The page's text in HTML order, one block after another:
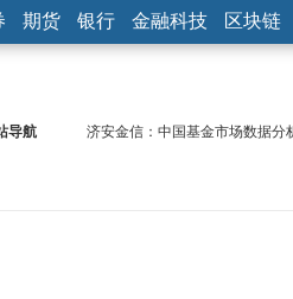
期货 银行 金融科技 区块链
导航
济安金信：中国基金市场数据分